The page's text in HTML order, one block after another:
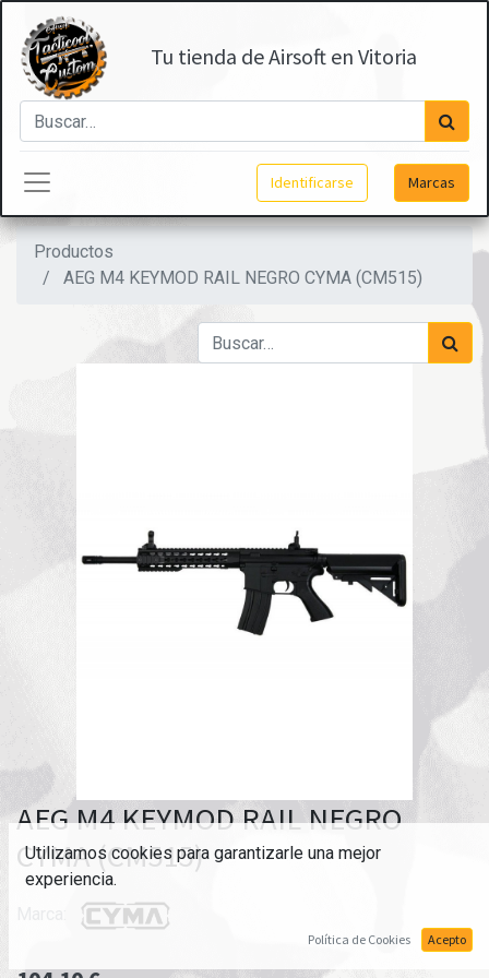
Tu tienda de Airsoft en Vitoria
Identificarse Marcas
Productos
AEG M4 KEYMOD RAIL NEGRO CYMA (CM515)
AEG M4 KEYMOD RAIL NEGRO
CYMA (CM515)
Utilizamos cookies para garantizarle una mejor
experiencia.
Política de Cookies Acepto